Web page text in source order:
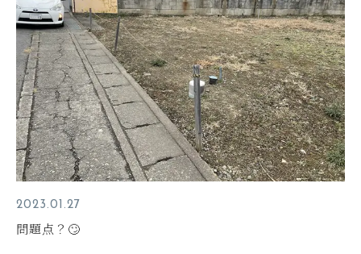
2023.01.27
問題点？🙄